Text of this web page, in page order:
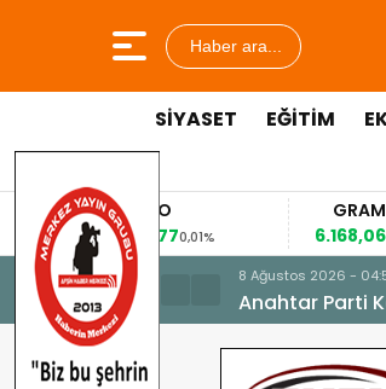
Haber ara...
SİYASET EĞİTİM
EURO
53,8477 0,01%
GRAM ALTIN
6.168,06
0,22%
8 Ağustos 2026 -
Anahtar Parti